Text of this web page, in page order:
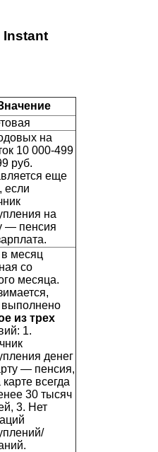
Instant
на
10 000-499
руб.
еще
если
на
— пенсия
месяц
со
месяца.
выполнено
из трех
1.
денег
— пенсия,
всегда
30 тысяч
3. Нет